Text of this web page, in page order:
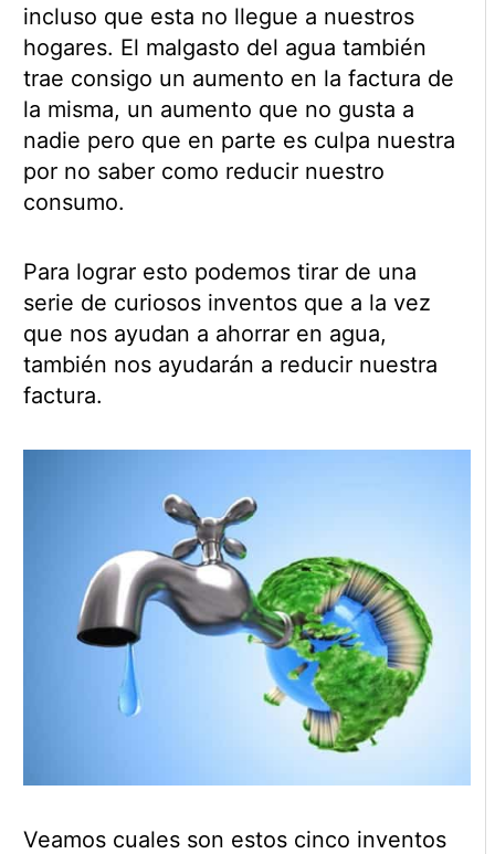
incluso que esta no llegue a nuestros
hogares. El malgasto del agua también
trae consigo un aumento en la factura de
la misma, un aumento que no gusta a
nadie pero que en parte es culpa nuestra
por no saber como reducir nuestro
consumo.
Para lograr esto podemos tirar de una
serie de curiosos inventos que a la vez
que nos ayudan a ahorrar en agua,
también nos ayudarán a reducir nuestra
factura.
Veamos cuales son estos cinco inventos